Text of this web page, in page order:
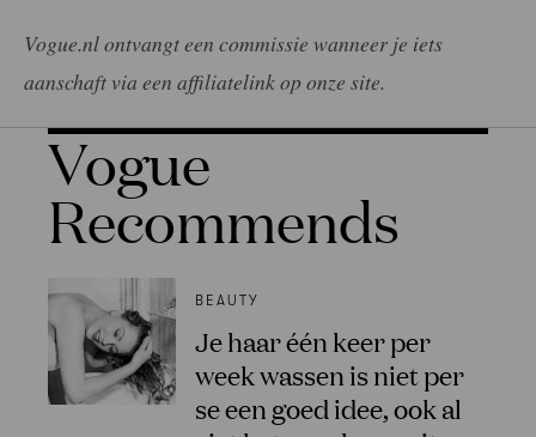
Vogue.nl ontvangt een commissie wanneer je iets
aanschaft via een affiliatelink op onze site.
Vogue
Recommends
BEAUTY
Je haar één keer per
week wassen is niet per
se een goed idee, ook al